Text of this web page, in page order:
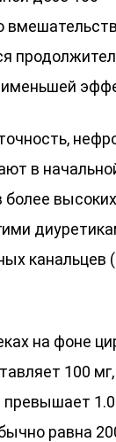
в
более
канальцев
на фоне
100
равна